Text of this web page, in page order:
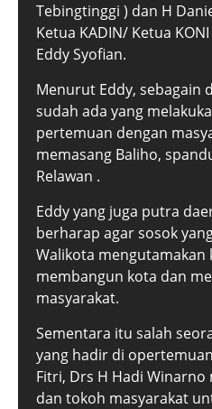
Tebingtinggi ) dan H
Ketua KADIN/ Ketua
Eddy Syofian.
Menurut Eddy, sebagain
sudah ada yang
pertemuan dengan
memasang Baliho,
Relawan .
Eddy yang juga putra
berharap agar sosok
Walikota mengutamakan
membangun kota dan
masyarakat.
Sementara itu salah
yang hadir di
Fitri, Drs H Hadi
dan tokoh masyarakat